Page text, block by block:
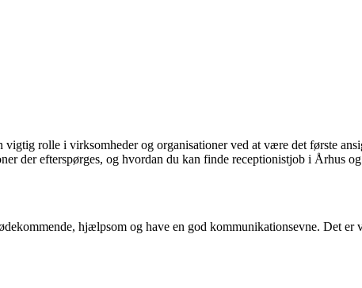
rolle i virksomheder og organisationer ved at være det første
der efterspørges, og hvordan du kan finde receptionistjob i Århus
hjælpsom og have en god kommunikationsevne. Det